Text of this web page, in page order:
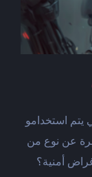
استخدامو
عن نوع من
أمنية؟